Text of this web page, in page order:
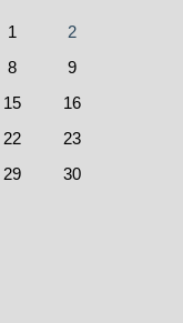
1
2
8
9
15
16
22
23
29
30